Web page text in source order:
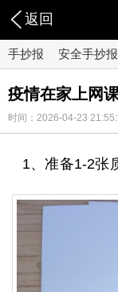
返回
手抄报 安全手抄报
疫情在家上网
时间：2026-04-23
1、准备1-2张